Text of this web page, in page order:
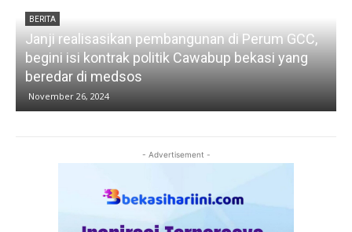
BERITA
Janji realisasikan pembangunan di Perum GCC,
begini isi kontrak politik Cawabup bekasi yang
beredar di medsos
November 26, 2024
- Advertisement -